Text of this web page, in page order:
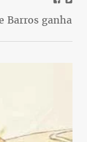
Barros ganha